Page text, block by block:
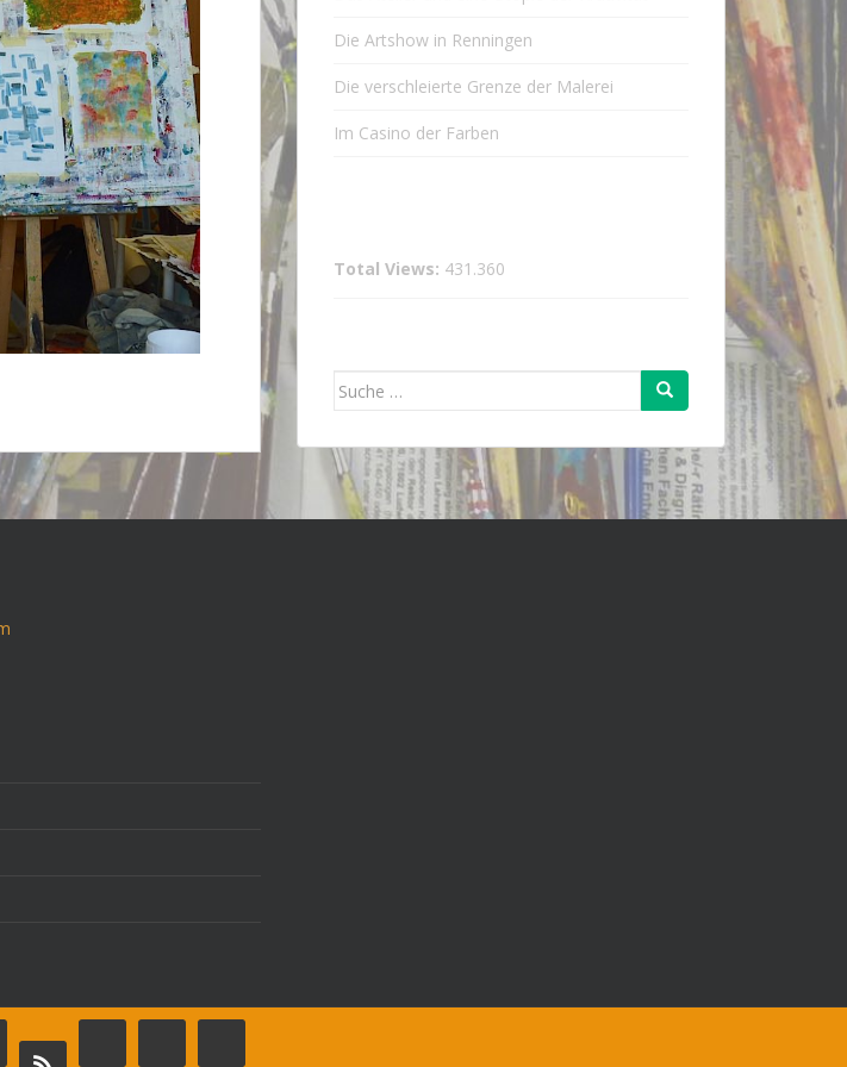
Die Artshow in Renningen
Die verschleierte Grenze der Malerei
Im Casino der Farben
Total Views: 431.360
Suche